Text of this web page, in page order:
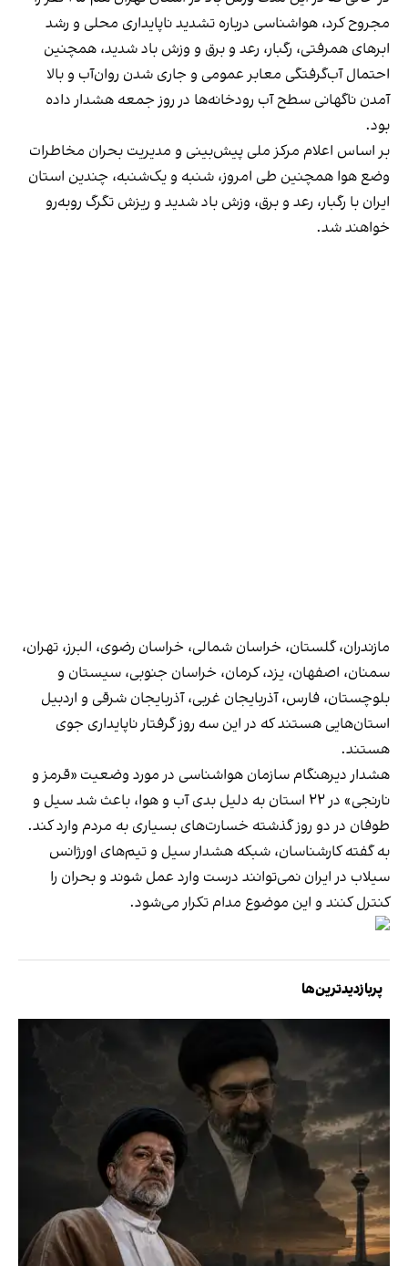
مجروح کرد، ‌هواشناسی درباره تشدید ناپایداری محلی و رشد
ابرهای همرفتی، رگبار، رعد و برق و وزش باد شدید، همچنین
احتمال آب‌گرفتگی معابر عمومی و جاری شدن روان‌آب و بالا
آمدن ناگهانی سطح آب رودخانه‌ها در روز جمعه هشدار داده
بود.
بر اساس اعلام مرکز ملی پیش‌بینی و مدیریت بحران مخاطرات
وضع هوا همچنین طی امروز، شنبه و یک‌شنبه، چندین استان
ایران با رگبار، رعد و برق، وزش باد شدید و ریزش تگرگ روبه‌رو
خواهند شد.
مازندران، گلستان، خراسان شمالی، خراسان رضوی، البرز، تهران،
سمنان، اصفهان، یزد، کرمان، خراسان جنوبی، سیستان و
بلوچستان، فارس، آذربایجان غربی، آذربایجان شرقی و اردبیل
استان‌هایی هستند که در این سه روز گرفتار ناپایداری جوی
هستند.
هشدار دیرهنگام سازمان هواشناسی در مورد وضعیت «قرمز و
نارنجی» در ۲۲ استان به دلیل بدی آب و هوا، باعث شد سیل و
طوفان در دو روز گذشته خسارت‌های بسیاری به مردم وارد کند.
به گفته کارشناسان، شبکه هشدار سیل و تیم‌های اورژانس
سیلاب در ایران نمی‌‌توانند درست وارد عمل شوند و بحران را
کنترل کنند و این موضوع مدام تکرار می‌شود.
پربازدیدترین‌ها